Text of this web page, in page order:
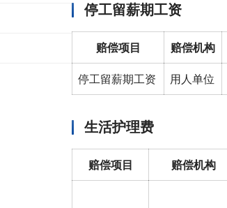
停工留薪期工资
赔偿项目 赔偿机构
停工留薪期工资 用人单位
生活护理费
赔偿项目 赔偿机构